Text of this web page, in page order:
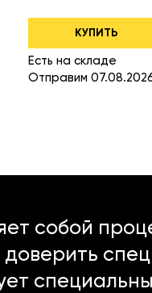
КУПИТЬ
Есть на складе
Отправим
собой